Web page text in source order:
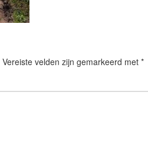
Vereiste velden zijn gemarkeerd met *